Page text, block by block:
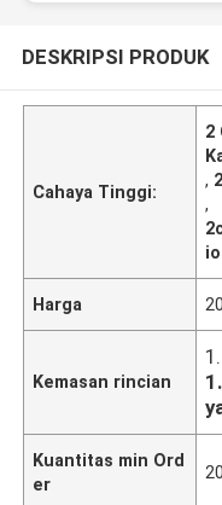
DESKRIPSI PRODUK
Cahaya Tinggi:
2
,
,
Harga
Kemasan rincian
Kuantitas min Ord
er